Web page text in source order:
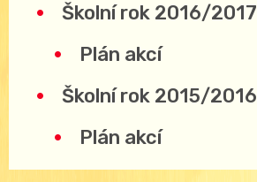
Školní rok 2016/2017
Plán akcí
Školní rok 2015/2016
Plán akcí